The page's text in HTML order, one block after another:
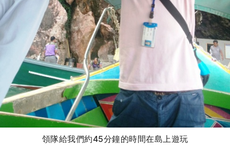
領隊給我們約45分鐘的時間在島上遊玩